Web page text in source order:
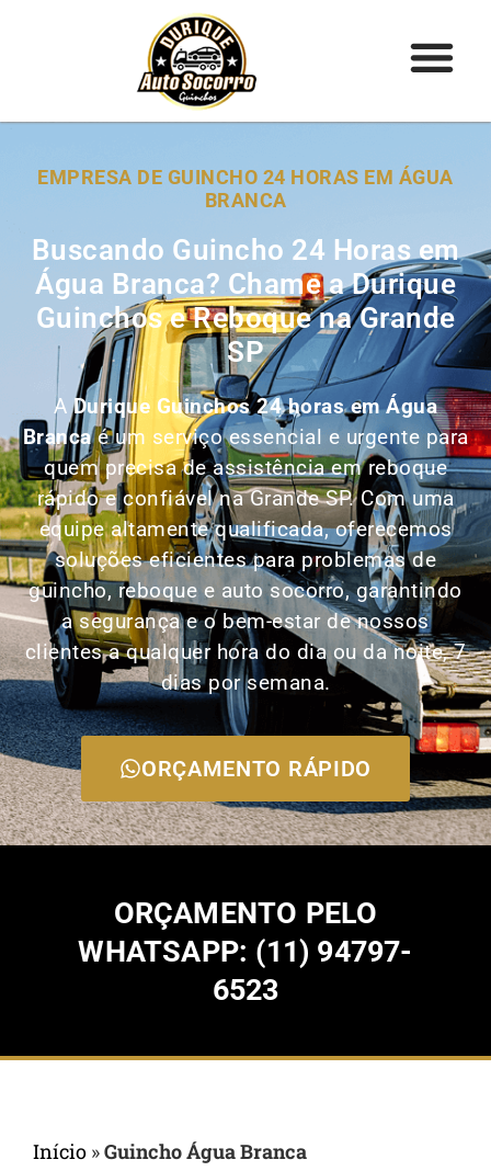
EMPRESA DE GUINCHO 24 HORAS EM ÁGUA
BRANCA
Buscando Guincho 24 Horas em
Água Branca? Chame a Durique
Guinchos e Reboque na Grande
SP
ADurique Guinchos 24 horas em Água
Brancaé um serviço essencial e urgente para
quem precisa de assistência em reboque
rápido e confiável na Grande SP. Com uma
equipe altamente qualificada, oferecemos
soluções eficientes para problemas de
guincho, reboque e auto socorro, garantindo
a segurança e o bem-estar de nossos
clientes a qualquer hora do dia ou da noite, 7
dias por semana.
ORÇAMENTO RÁPIDO
ORÇAMENTO PELO
WHATSAPP: (11) 94797-
6523
Início »Guincho Água Branca